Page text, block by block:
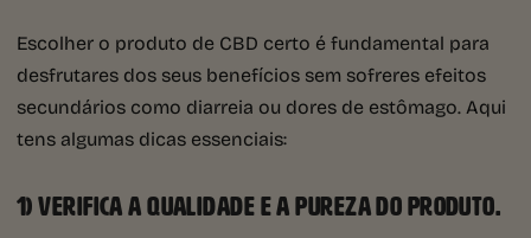
Escolher o produto de CBD certo é fundamental para
desfrutares dos seus benefícios sem sofreres efeitos
secundários como diarreia ou dores de estômago. Aqui
tens algumas dicas essenciais:
1)VERIFICA A QUALIDADE E A PUREZA DO PRODUTO.